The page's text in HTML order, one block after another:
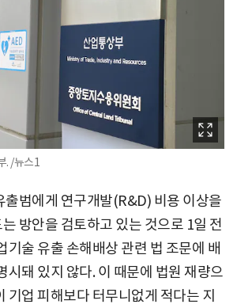
. /뉴스1
출범에게 연구개발(R&D) 비용 이상을
방안을 검토하고 있는 것으로 1일 전
기술 유출 손해배상 관련 법 조문에 배
시돼 있지 않다. 이 때문에 법원 재량으
기업 피해보다 터무니없게 적다는 지